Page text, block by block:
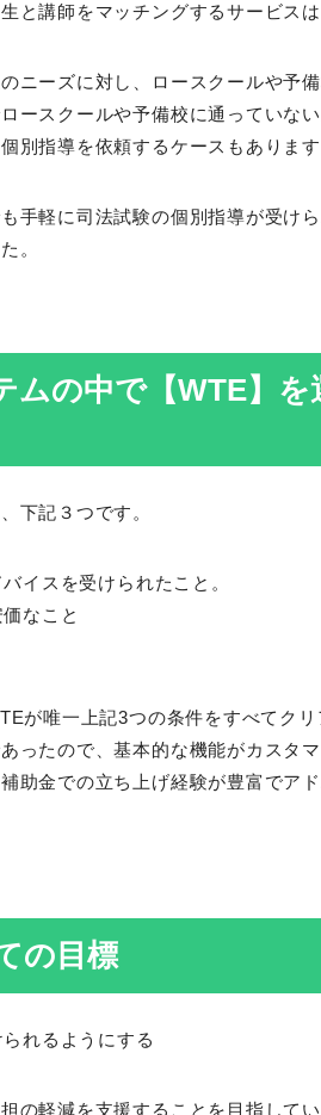
と講師をマッチングするサービスは
ニーズに対し、ロースクールや予
ースクールや予備校に通っていな
別指導を依頼するケースもあります
手軽に司法試験の個別指導が受け
。
ムの中で【WTE】を
下記３つです。
イスを受けられたこと。
なこと
が唯一上記3つの条件をすべてク
ったので、基本的な機能がカスタ
助金での立ち上げ経験が豊富でア
の目標
れるようにする
の軽減を支援することを目指して